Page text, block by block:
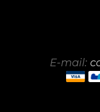
E-mail: